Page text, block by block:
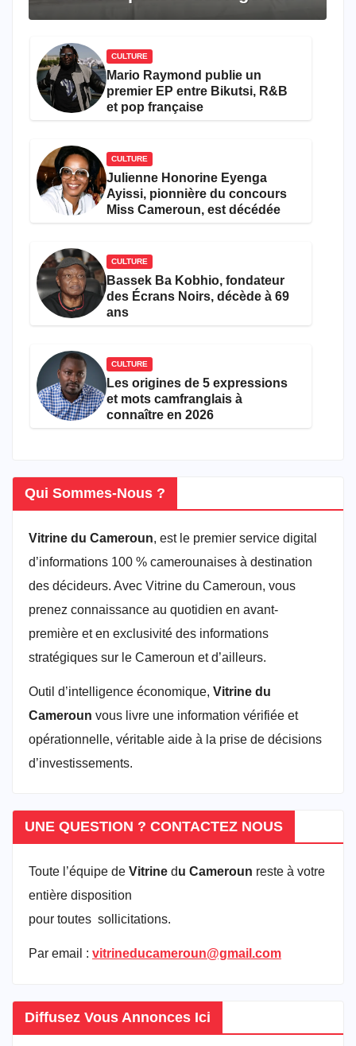
CULTURE
Mario Raymond publie un
premier EP entre Bikutsi, R&B
et pop française
CULTURE
Julienne Honorine Eyenga
Ayissi, pionnière du concours
Miss Cameroun, est décédée
CULTURE
Bassek Ba Kobhio, fondateur
des Écrans Noirs, décède à 69
ans
CULTURE
Les origines de 5 expressions
et mots camfranglais à
connaître en 2026
Qui Sommes-Nous ?
Vitrine du Cameroun, est le premier service digital
d’informations 100 % camerounaises à destination
des décideurs. Avec Vitrine du Cameroun, vous
prenez connaissance au quotidien en avant-
première et en exclusivité des informations
stratégiques sur le Cameroun et d’ailleurs.
Outil d’intelligence économique, Vitrine du
Cameroun vous livre une information vérifiée et
opérationnelle, véritable aide à la prise de décisions
d’investissements.
UNE QUESTION ? CONTACTEZ NOUS
Toute l’équipe de Vitrine du Cameroun reste à votre
entière disposition
pour toutes sollicitations.
Par email : vitrineducameroun@gmail.com
Diffusez Vous Annonces Ici